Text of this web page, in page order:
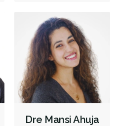
Dre Mansi Ahuja